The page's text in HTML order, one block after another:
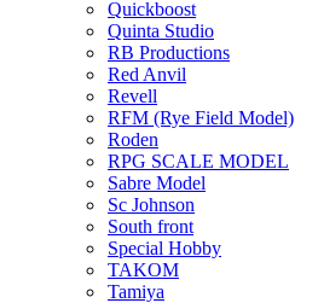
Quickboost
Quinta Studio
RB Productions
Red Anvil
Revell
RFM (Rye Field Model)
Roden
RPG SCALE MODEL
Sabre Model
Sc Johnson
South front
Special Hobby
TAKOM
Tamiya